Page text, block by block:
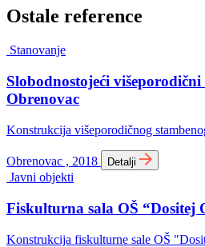
Ostale reference
Stanovanje
Slobodnostojeći
Obrenovac
Konstrukcija višeporodičnog
Obrenovac , 2018 Detalji
Javni objekti
Fiskulturna sala OŠ “Dositej
Konstrukcija fiskulturne sale OŠ